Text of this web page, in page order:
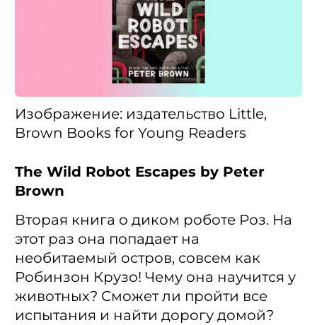
Изображение: издательство Little,
Brown Books for Young Readers
The Wild Robot Escapes by Peter
Brown
Вторая книга о диком роботе Роз. На
этот раз она попадает на
необитаемый остров, совсем как
Робинзон Крузо! Чему она научится у
животных? Сможет ли пройти все
испытания и найти дорогу домой?